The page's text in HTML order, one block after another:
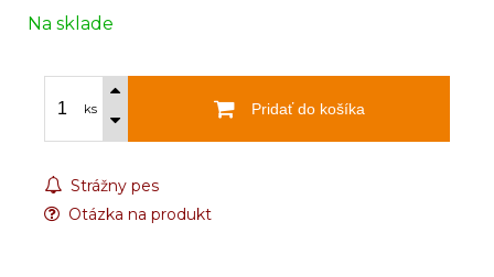
Na sklade
ks Pridať do košíka
Strážny pes
Otázka na produkt